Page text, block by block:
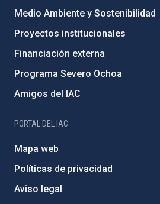
Medio Ambiente y Sostenibilidad
Proyectos institucionales
Financiación externa
Programa Severo Ochoa
Amigos del IAC
PORTAL DEL IAC
Mapa web
Políticas de privacidad
Aviso legal